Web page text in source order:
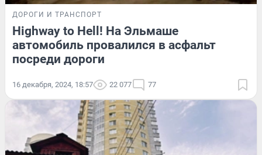
ДОРОГИ И ТРАНСПОРТ
Highway to Hell! На Эльмаше
автомобиль провалился в асфальт
посреди дороги
16 декабря, 2024, 18:57 22 077 77